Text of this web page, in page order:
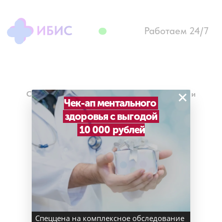
Спасибо, мы максимально быстро свяжемся и
поможем вам.
Срочный номер для связи 8 (495) 402-20-18
Клиника современной
медицины в Жулебино и
Алтуфьево
ООО "МЦ ИБИС"
Чек-ап ментального
здоровья с выгодой
10 000 рублей
×
Спеццена на комплексное обследование